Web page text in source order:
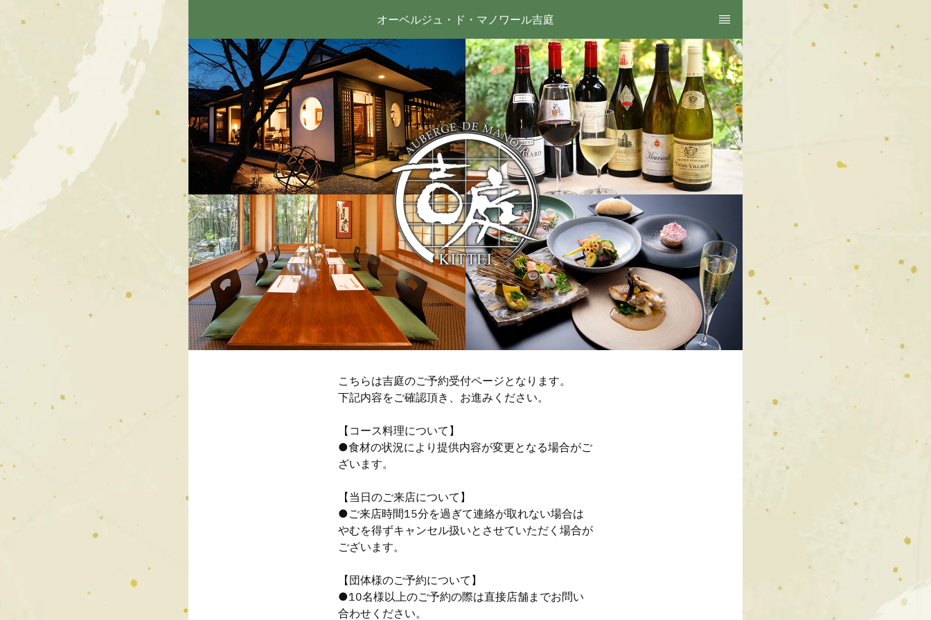
オーベルジュ・ド・マノワール吉庭
こちらは吉庭のご予約受付ページとなります。
下記内容をご確認頂き、お進みください。
【コース料理について】
●食材の状況により提供内容が変更となる場合がご
ざいます。
【当日のご来店について】
●ご来店時間15分を過ぎて連絡が取れない場合は
やむを得ずキャンセル扱いとさせていただく場合が
ございます。
【団体様のご予約について】
●10名様以上のご予約の際は直接店舗までお問い
合わせください。